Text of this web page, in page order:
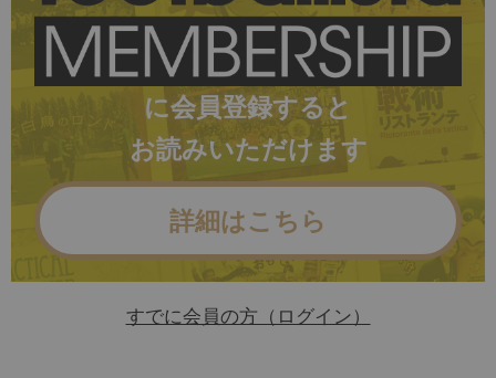
に会員登録すると
お読みいただけます
詳細はこちら
すでに会員の方（ログイン）